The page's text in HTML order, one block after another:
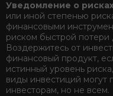
Уведомление о
или иной степенью
финансовыми
риском быстрой потери
Воздержитесь от
финансовый продукт,
истинный уровень
виды инвестиций могут
инвесторам, но не всем.